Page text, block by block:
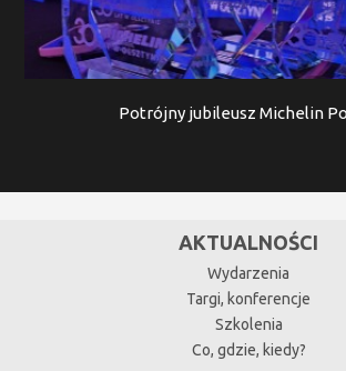
Potrójny jubileusz Michelin
AKTUALNOŚCI
Wydarzenia
Targi, konferencje
Szkolenia
Co, gdzie, kiedy?